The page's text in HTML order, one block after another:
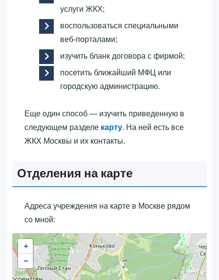
услуги ЖКХ;
воспользоваться специальными
веб-порталами;
изучить бланк договора с фирмой;
посетить ближайший МФЦ или
городскую администрацию.
Еще один способ — изучить приведенную в
следующем разделе карту. На ней есть все
ЖКХ Москвы и их контакты.
Отделения на карте
Адреса учреждения на карте в Москве рядом
со мной:
+
−